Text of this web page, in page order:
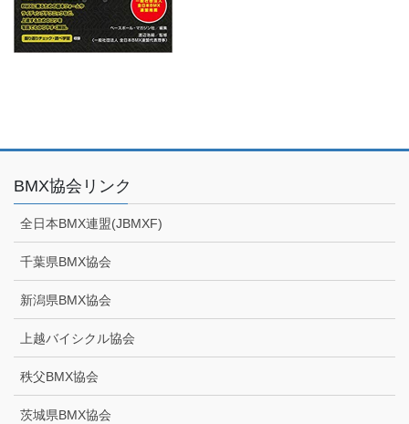
BMX協会リンク
全日本BMX連盟(JBMXF)
千葉県BMX協会
新潟県BMX協会
上越バイシクル協会
秩父BMX協会
茨城県BMX協会